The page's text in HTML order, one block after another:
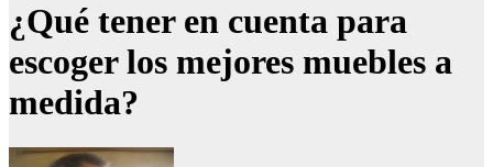
¿Qué tener en cuenta para
escoger los mejores muebles a
medida?